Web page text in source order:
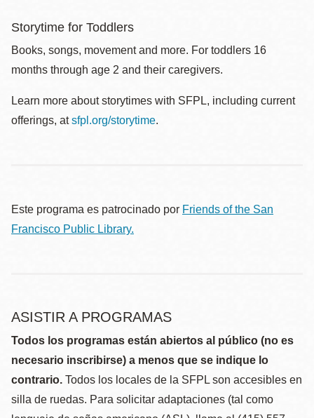
Storytime for Toddlers
Books, songs, movement and more. For toddlers 16
months through age 2 and their caregivers.
Learn more about storytimes with SFPL, including current
offerings, atsfpl.org/storytime.
Este programa es patrocinado por Friends of the San
Francisco Public Library.
ASISTIR A PROGRAMAS
Todos los programas están abiertos al público (no es
necesario inscribirse) a menos que se indique lo
contrario. Todos los locales de la SFPL son accesibles en
silla de ruedas. Para solicitar adaptaciones (tal como